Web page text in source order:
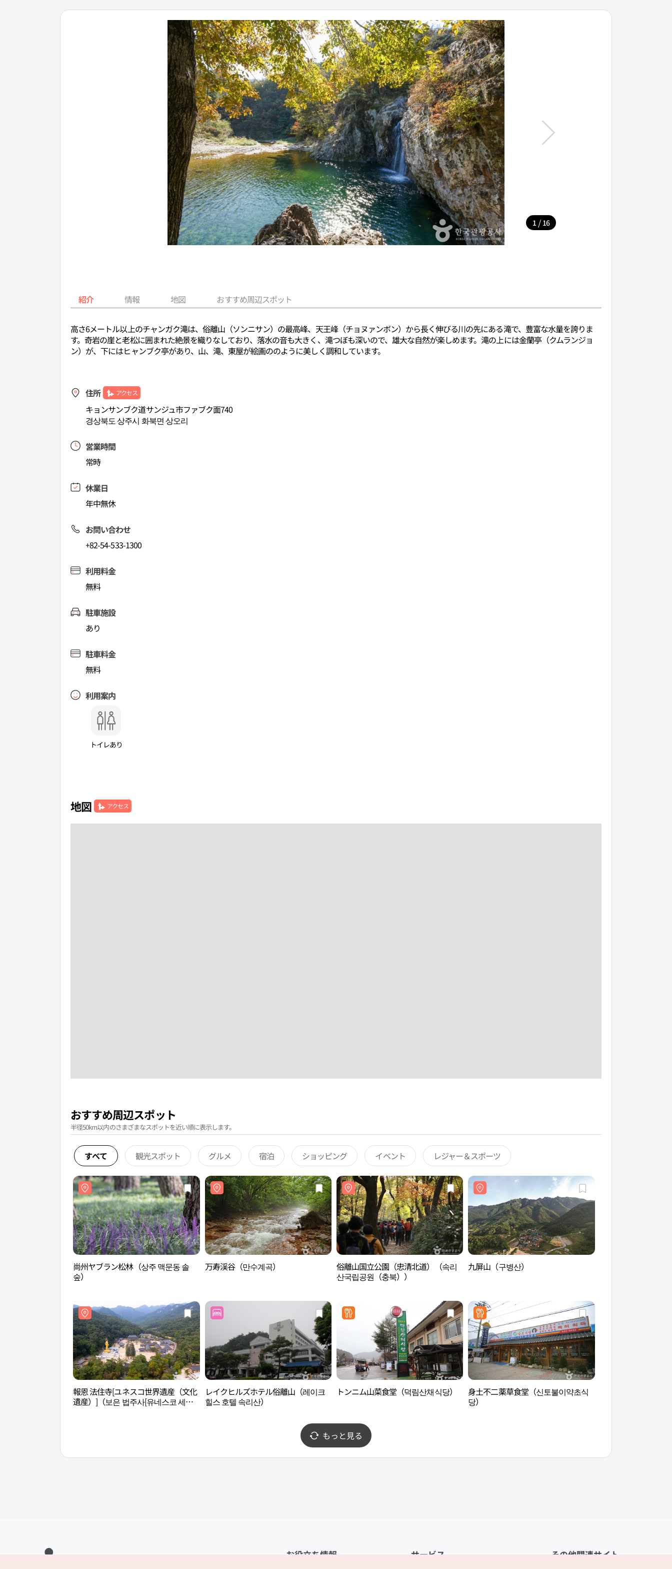
1 / 16
紹介 情報 地図 おすすめ周辺スポット
高さ6メートル以上のチャンガク滝は、俗離山（ソンニサン）の最高峰、天王峰（チョヌァンボン）から長く伸びる川の先にある滝で、豊富な水量を誇りま
す。奇岩の崖と老松に囲まれた絶景を織りなしており、落水の音も大きく、滝つぼも深いので、雄大な自然が楽しめます。滝の上には金蘭亭（クムランジョ
ン）が、下にはヒャンブク亭があり、山、滝、東屋が絵画ののように美しく調和しています。
住所 アクセス
キョンサンブク道サンジュ市ファブク面740
경상북도 상주시 화북면 상오리
営業時間
常時
休業日
年中無休
お問い合わせ
+82-54-533-1300
利用料金
無料
駐車施設
あり
駐車料金
無料
利用案内
トイレあり
地図 アクセス
おすすめ周辺スポット
半径50km以内のさまざまなスポットを近い順に表示します。
すべて 観光スポット グルメ 宿泊 ショッピング イベント レジャー＆スポーツ
尚州ヤブラン松林（상주 맥문동 솔
숲）
万寿渓谷（만수계곡）
俗離山国立公園（忠清北道）（속리
산국립공원（충북））
九屏山（구병산）
報恩 法住寺[ユネスコ世界遺産（文化
遺産）]（보은 법주사[유네스코 세계
レイクヒルズホテル俗離山（레이크
힐스 호텔 속리산）
トンニム山菜食堂（덕림산채식당）
身土不二薬草食堂（신토불이약초식
당）
もっと見る
お役立ち情報 サービス その他関連サイト